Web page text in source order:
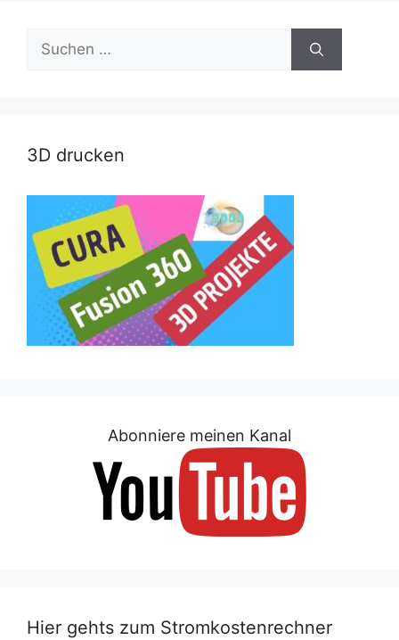
Suche
nach:
3D drucken
Abonniere meinen Kanal
Hier gehts zum Stromkostenrechner